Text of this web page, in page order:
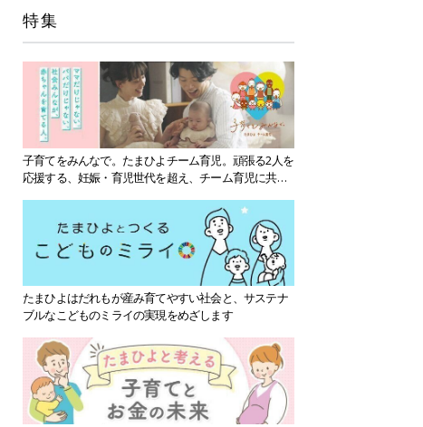
特集
子育てをみんなで。たまひよチーム育児。頑張る2人を
応援する、妊娠・育児世代を超え、チーム育児に共感
たまひよはだれもが産み育てやすい社会と、サステナ
ブルなこどものミライの実現をめざします